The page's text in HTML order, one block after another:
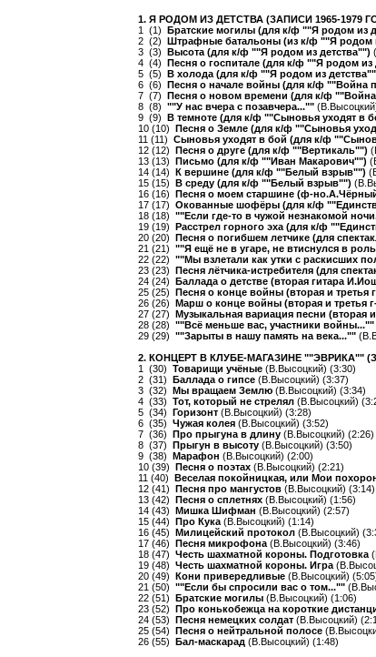
1. Я РОДОМ ИЗ ДЕТСТВА (ЗАПИСИ 1965-1979
1 (1) Братские могилы (для к/ф ""Я родом из
2 (2) Штрафные батальоны (из к/ф ""Я родом
3 (3) Высота (для к/ф ""Я родом из детства"")
4 (4) Песня о госпитале (для к/ф ""Я родом из
5 (5) В холода (для к/ф ""Я родом из
6 (6) Песня о начале войны (для к/ф ""Война
7 (7) Песня о новом времени (для к/ф
8 (8) ""У нас вчера с позавчера...""
9 (9) В темноте (для к/ф ""Сыновья уходят в
10 (10) Песня о Земле (для к/ф ""Сыновья
11 (11) Сыновья уходят в бой (для к/ф
12 (12) Песня о друге (для к/ф ""Вертикаль"")
13 (13) Письмо (для к/ф ""Иван Макарович"")
14 (14) К вершине (для к/ф ""Белый взрыв"")
15 (15) В среду (для к/ф ""Белый взрыв"")
16 (16) Песня о моем старшине (ф-
17 (17) Окованные шофёры (для к/ф
18 (18) ""Если где-то в чужой незнакомой
19 (19) Расстрел горного эха (для к/ф
20 (20) Песня о погибшем летчике (для
21 (21) ""Я ещё не в угаре, не втиснулся в
22 (22) ""Мы взлетали как утки с раскисших
23 (23) Песня лётчика-истребителя (для
24 (24) Баллада о детстве (вторая гитара
25 (25) Песня о конце войны (вторая и третья
26 (26) Марш о конце войны (вторая и третья
27 (27) Музыкальная вариация песни (вторая
28 (28) ""Всё меньше вас, участники войны...""
29 (29) ""Зарыты в нашу память на века...""
2. КОНЦЕРТ В КЛУБЕ-МАГАЗИНЕ ""ЭВРИКА""
1 (30) Товарищи учёные (В.Высоцкий) (3:30)
2 (31) Баллада о гипсе (В.Высоцкий) (3:37)
3 (32) Мы вращаем Землю (В.Высоцкий) (3:34)
4 (33) Тот, который не стрелял (В.Высоцкий)
5 (34) Горизонт (В.Высоцкий) (3:28)
6 (35) Чужая колея (В.Высоцкий) (3:52)
7 (36) Про прыгуна в длину (В.Высоцкий) (2:26)
8 (37) Прыгун в высоту (В.Высоцкий) (3:50)
9 (38) Марафон (В.Высоцкий) (2:00)
10 (39) Песня о поэтах (В.Высоцкий) (2:21)
11 (40) Веселая покойницкая, или Мои
12 (41) Песня про мангустов (В.Высоцкий) (3:14)
13 (42) Песня о сплетнях (В.Высоцкий) (1:56)
14 (43) Мишка Шифман (В.Высоцкий) (2:57)
15 (44) Про Кука (В.Высоцкий) (1:14)
16 (45) Милицейский протокол (В.Высоцкий)
17 (46) Песня микрофона (В.Высоцкий) (3:46)
18 (47) Честь шахматной короны. Подготовка
19 (48) Честь шахматной короны. Игра
20 (49) Кони привередливые (В.Высоцкий)
21 (50) ""Если бы спросили вас о том...""
22 (51) Братские могилы (В.Высоцкий) (1:06)
23 (52) Про конькобежца на короткие
24 (53) Песня немецких солдат (В.Высоцкий)
25 (54) Песня о нейтральной полосе
26 (55) Бал-маскарад (В.Высоцкий) (1:48)